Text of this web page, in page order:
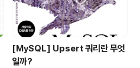
[MySQL] Upsert 쿼리란 무엇
일까?